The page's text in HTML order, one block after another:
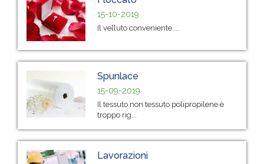
15-10-2019
Il velluto conveniente....
Spunlace
15-09-2019
Il tessuto non tessuto polipropilene è
troppo rig...
Lavorazioni